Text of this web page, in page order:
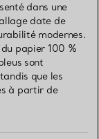
dans une
date de
modernes.
papier 100 %
sont
que les
à partir de